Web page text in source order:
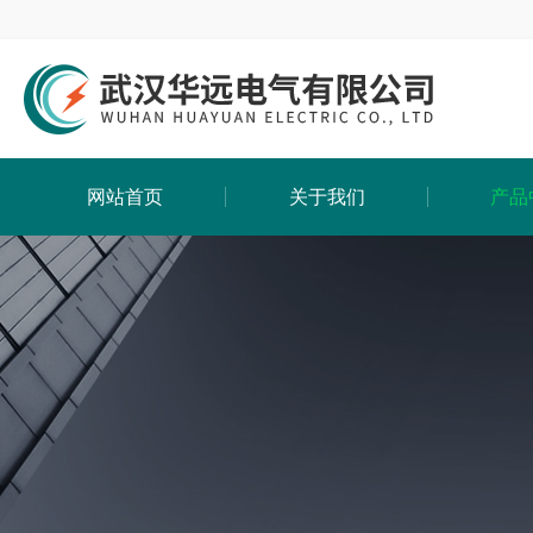
网站首页 关于我们 产品